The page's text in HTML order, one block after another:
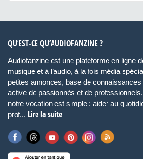
QU’EST-CE QU’AUDIOFANZINE ?
Audiofanzine est une plateforme en ligne
musique et à l’audio, à la fois média
petites annonces, base de
active de passionnés et de
notre vocation est simple : aider au
prof... Lire la suite